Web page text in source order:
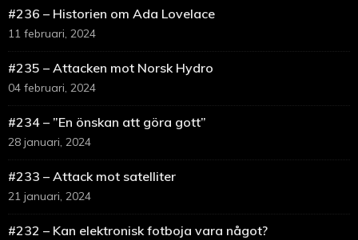
#236 – Historien om Ada Lovelace
11 februari, 2024
#235 – Attacken mot Norsk Hydro
04 februari, 2024
#234 – ”En önskan att göra gott”
28 januari, 2024
#233 – Attack mot satelliter
21 januari, 2024
#232 – Kan elektronisk fotboja vara något?